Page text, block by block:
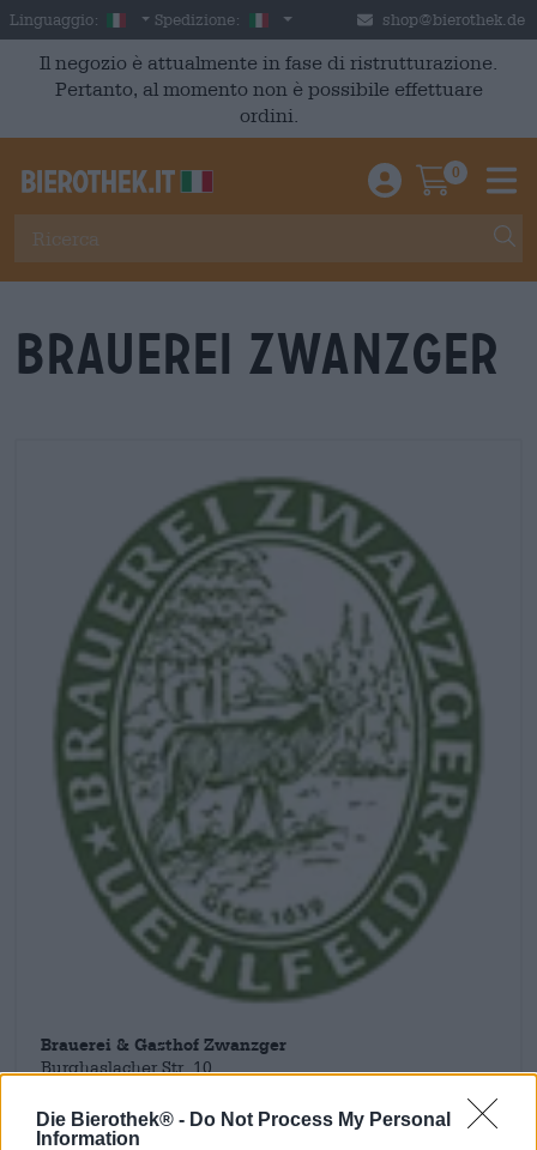
Die Bierothek® - Do Not Process My Personal
Information
Skip to main content
Linguaggio: Italian
Spedizione: Italia shop@bierothek.de
Il negozio è attualmente in fase di ristrutturazione.
Pertanto, al momento non è possibile effettuare
ordini.
Einloggen /
0
Brauerei Zwanzger
Brauerei & Gasthof Zwanzger
Burghaslacher Str. 10
Deutschland